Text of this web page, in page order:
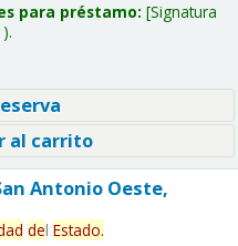
para préstamo: Signatura
al carrito
Antonio Oeste,
del Estado.